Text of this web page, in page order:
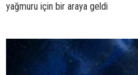
yağmuru için bir araya geldi